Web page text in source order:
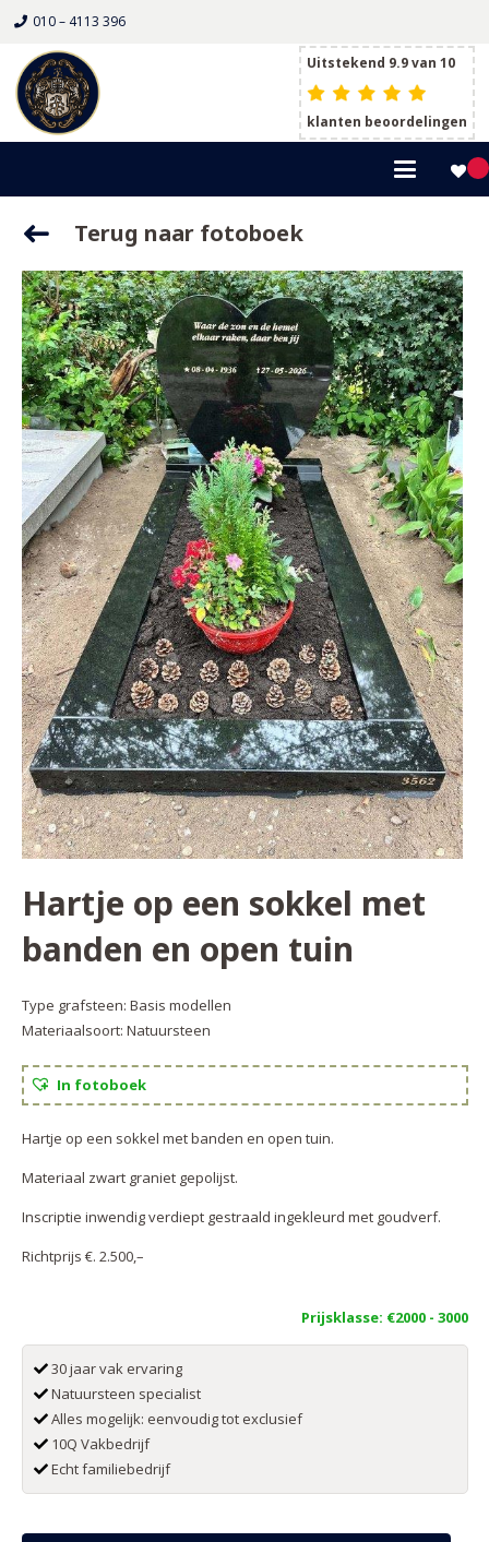
010 – 4113 396
Uitstekend 9.9 van 10
klanten beoordelingen
Terug naar fotoboek
Hartje op een sokkel met
banden en open tuin
Type grafsteen: Basis modellen
Materiaalsoort: Natuursteen
In fotoboek
Hartje op een sokkel met banden en open tuin.
Materiaal zwart graniet gepolijst.
Inscriptie inwendig verdiept gestraald ingekleurd met goudverf.
Richtprijs €. 2.500,–
Prijsklasse: €2000 - 3000
30 jaar vak ervaring
Natuursteen specialist
Alles mogelijk: eenvoudig tot exclusief
10Q Vakbedrijf
Echt familiebedrijf